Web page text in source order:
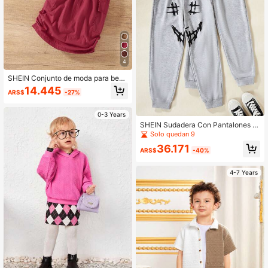
4
SHEIN Conjunto de moda para bebé
niña de 2 piezas con top corto estil
o crop y falda fruncida con bolsillo
ARS$14.445 -27%
0-3 Years
SHEIN Sudadera Con Pantalones E
stampados De Cara Sonriente Para
Niños
Solo quedan 9
ARS$36.171 -40%
4-7 Years